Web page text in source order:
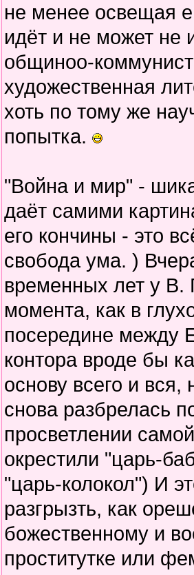
не менее освещая
идёт и не может не
общиноо-
художественная
хоть по тому же
попытка.
"Война и мир" -
даёт самими
его кончины - это
свобода ума. )
временных лет у
момента, как в
посередине между
контора вроде бы
основу всего и
снова разбрелась
просветлении
окрестили "царь-
"царь-колокол") И
разгрызть, как
божественному и
проститутке или